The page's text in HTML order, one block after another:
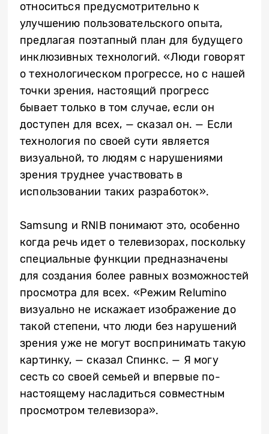
относиться предусмотрительно к
улучшению пользовательского опыта,
предлагая поэтапный план для будущего
инклюзивных технологий. «Люди говорят
о технологическом прогрессе, но с нашей
точки зрения, настоящий прогресс
бывает только в том случае, если он
доступен для всех, — сказал он. — Если
технология по своей сути является
визуальной, то людям с нарушениями
зрения труднее участвовать в
использовании таких разработок».
Samsung и RNIB понимают это, особенно
когда речь идет о телевизорах, поскольку
специальные функции предназначены
для создания более равных возможностей
просмотра для всех. «Режим Relumino
визуально не искажает изображение до
такой степени, что люди без нарушений
зрения уже не могут воспринимать такую
картинку, — сказал Спинкс. — Я могу
сесть со своей семьей и впервые по-
настоящему насладиться совместным
просмотром телевизора».